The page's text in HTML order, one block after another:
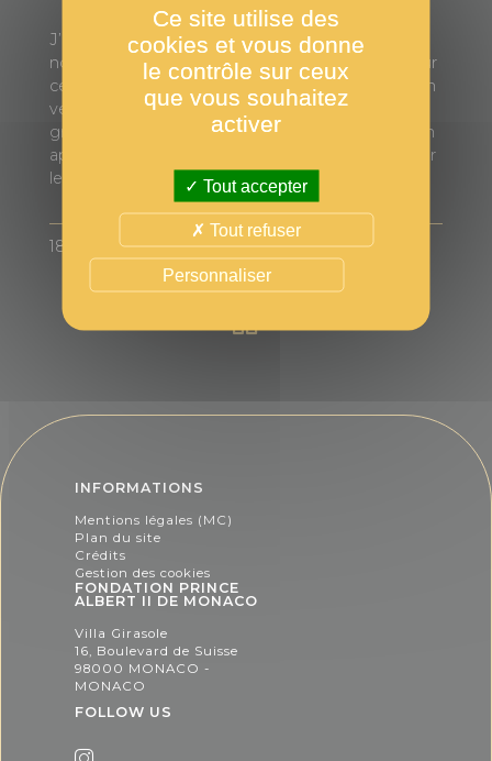
J’ai un petit étang dans mon jardin qui attire de
nombreuses grenouilles, crapauds et tritons. Pour
cette prise de vue, j’ai installé un petit réservoir en
verre à côté de l’étang et j’y ai transféré une
grenouille avec quelques têtards. J’ai installé mon
appareil et j’ai attendu le moment opportun pour
les photographier.
18-135 mm f/3.5-5.6 Lens - 1/30 sec at f/13 ISO 125
INFORMATIONS
Mentions légales (MC)
Plan du site
Crédits
Gestion des cookies
FONDATION PRINCE
ALBERT II DE MONACO
Villa Girasole
16, Boulevard de Suisse
98000 MONACO -
MONACO
FOLLOW US
Ce site utilise des
cookies et vous donne
le contrôle sur ceux
que vous souhaitez
activer
Tout accepter
Tout refuser
Personnaliser